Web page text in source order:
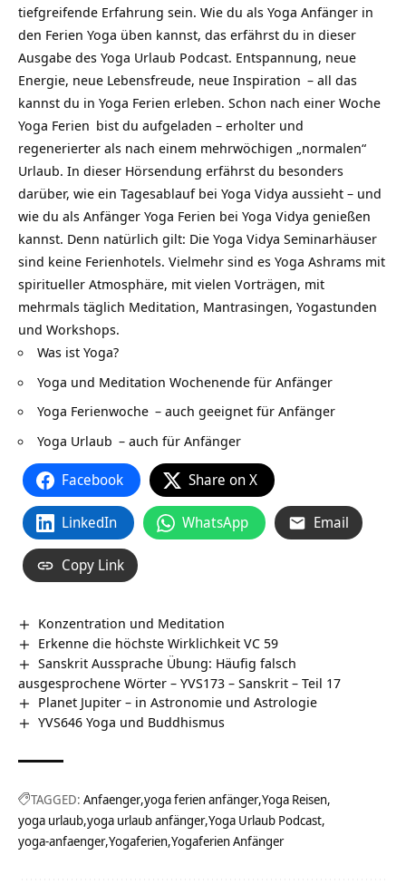
tiefgreifende Erfahrung sein. Wie du als Yoga Anfänger in
den Ferien Yoga üben kannst, das erfährst du in dieser
Ausgabe des Yoga Urlaub Podcast. Entspannung, neue
Energie, neue Lebensfreude, neue Inspiration – all das
kannst du in Yoga Ferien erleben. Schon nach einer Woche
Yoga Ferien bist du aufgeladen – erholter und
regenerierter als nach einem mehrwöchigen „normalen“
Urlaub. In dieser Hörsendung erfährst du besonders
darüber, wie ein Tagesablauf bei Yoga Vidya aussieht – und
wie du als Anfänger Yoga Ferien bei Yoga Vidya genießen
kannst. Denn natürlich gilt: Die Yoga Vidya Seminarhäuser
sind keine Ferienhotels. Vielmehr sind es Yoga Ashrams mit
spiritueller Atmosphäre, mit vielen Vorträgen, mit
mehrmals täglich Meditation, Mantrasingen, Yogastunden
und Workshops.
Was ist Yoga?
Yoga und Meditation Wochenende für Anfänger
Yoga Ferienwoche – auch geeignet für Anfänger
Yoga Urlaub – auch für Anfänger
Facebook Share on X
LinkedIn WhatsApp Email
Copy Link
Konzentration und Meditation
Erkenne die höchste Wirklichkeit VC 59
Sanskrit Aussprache Übung: Häufig falsch
ausgesprochene Wörter – YVS173 – Sanskrit – Teil 17
Planet Jupiter – in Astronomie und Astrologie
YVS646 Yoga und Buddhismus
TAGGED: Anfaenger yoga ferien anfänger Yoga Reisen
yoga urlaub yoga urlaub anfänger Yoga Urlaub Podcast
yoga-anfaenger Yogaferien Yogaferien Anfänger